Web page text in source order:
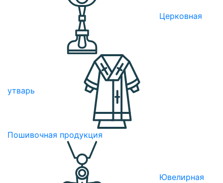
Церковная
утварь
Пошивочная продукция
Ювелирная